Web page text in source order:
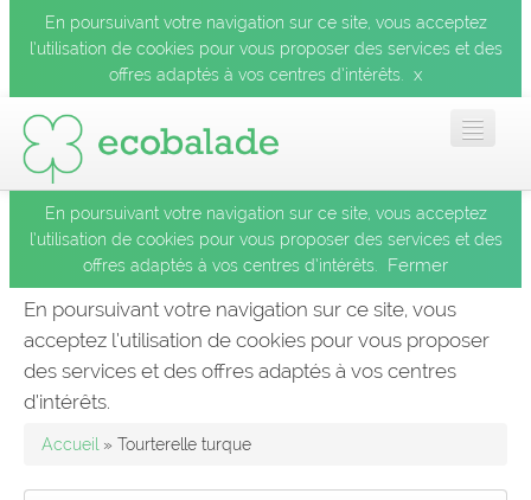
En poursuivant votre navigation sur ce site, vous acceptez
l’utilisation de cookies pour vous proposer des services et des
offres adaptés à vos centres d’intérêts.
x
Accueil
Les balades
Les espèces
En poursuivant votre navigation sur ce site, vous acceptez
l’utilisation de cookies pour vous proposer des services et des
offres adaptés à vos centres d’intérêts.
Fermer
En poursuivant votre navigation sur ce site, vous
acceptez l’utilisation de cookies pour vous proposer
des services et des offres adaptés à vos centres
d’intérêts.
Accueil » Tourterelle turque